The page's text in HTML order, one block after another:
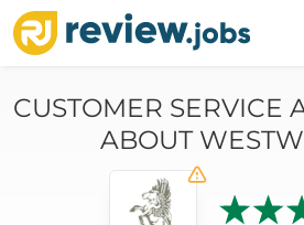
CUSTOMER SERVICE
ABOUT